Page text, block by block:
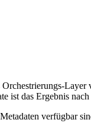
ist das Ergebnis
verfügbar